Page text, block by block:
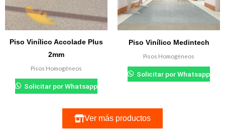
Piso Vinílico Accolade Plus
2mm
Pisos Homogéneos
Solicitar por Whatsapp
Piso Vinílico Medintech
Pisos Homogéneos
Solicitar por Whatsapp
Ver más productos